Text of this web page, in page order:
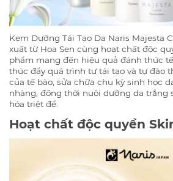
Kem Dưỡng Tái Tạo Da Naris Majesta
xuất từ Hoa Sen cùng hoạt chất độc
phẩm mang đến hiệu quả đánh thức
thúc đẩy quá trình tự tái tạo và tự đào
của tế bào, sửa chữa chu kỳ sinh học
nhàng, đồng thời nuôi dưỡng da trắng
hóa triệt để.
Hoạt chất độc quyền